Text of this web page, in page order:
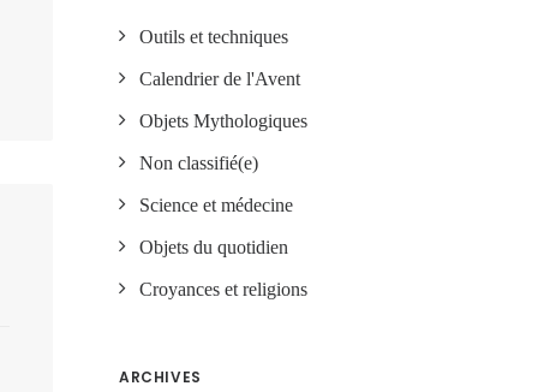
Outils et techniques
Calendrier de l'Avent
Objets Mythologiques
Non classifié(e)
Science et médecine
Objets du quotidien
Croyances et religions
ARCHIVES